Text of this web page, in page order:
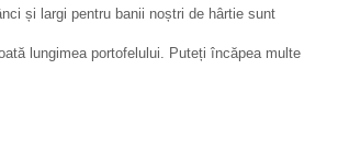
și largi pentru banii noștri de hârtie sunt
lungimea portofelului. Puteți încăpea multe